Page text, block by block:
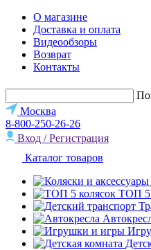
О магазине
Доставка и оплата
Видеообзоры
Возврат
Контакты
Москва
8-800-250-26-26
Вход / Регистрация
Каталог товаров
ТОП 5